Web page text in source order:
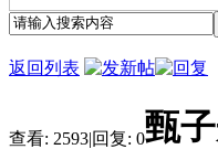
返回列表
查看: 2593|回复: 0甄